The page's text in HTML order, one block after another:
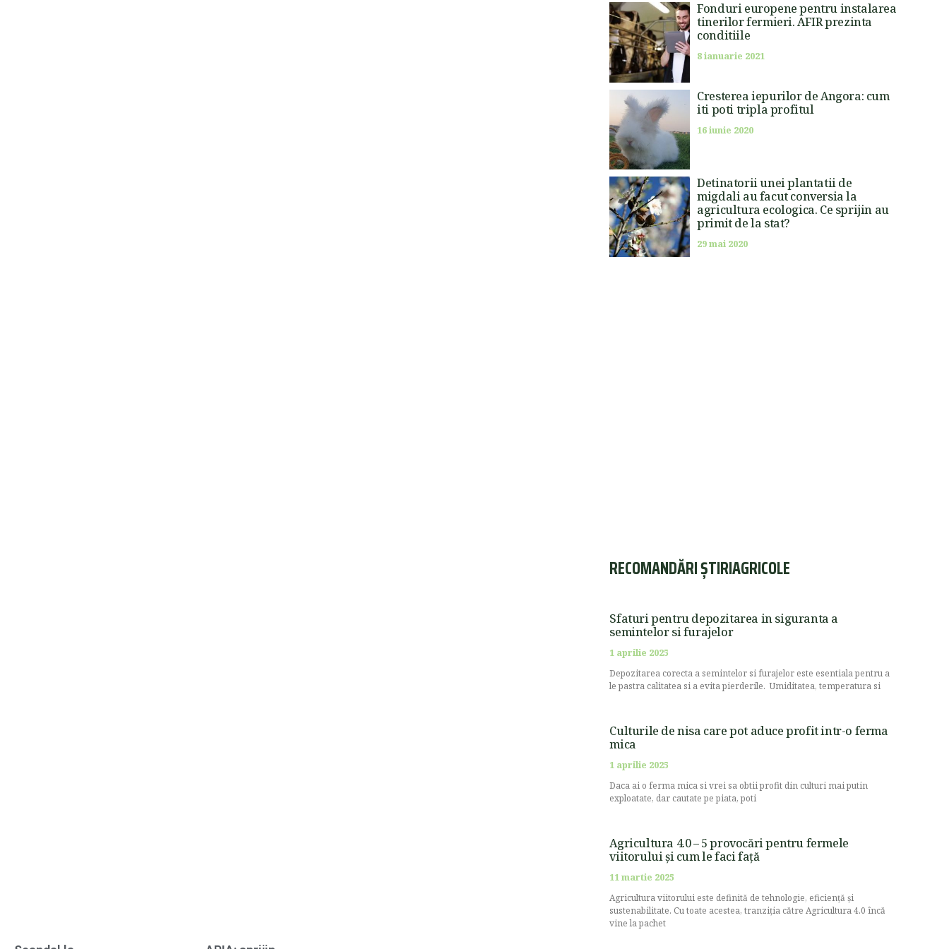
Fonduri europene pentru instalarea
tinerilor fermieri. AFIR prezinta
conditiile
8 ianuarie 2021
Cresterea iepurilor de Angora: cum
iti poti tripla profitul
16 iunie 2020
Detinatorii unei plantatii de
migdali au facut conversia la
agricultura ecologica. Ce sprijin au
primit de la stat?
29 mai 2020
RECOMANDĂRI ȘTIRIAGRICOLE
Sfaturi pentru depozitarea in siguranta a
semintelor si furajelor
1 aprilie 2025
Depozitarea corecta a semintelor si furajelor este esentiala pentru a
le pastra calitatea si a evita pierderile. Umiditatea, temperatura si
Culturile de nisa care pot aduce profit intr-o ferma
mica
1 aprilie 2025
Daca ai o ferma mica si vrei sa obtii profit din culturi mai putin
exploatate, dar cautate pe piata, poti
Agricultura 4.0 – 5 provocări pentru fermele
viitorului și cum le faci față
11 martie 2025
Agricultura viitorului este definită de tehnologie, eficiență și
sustenabilitate. Cu toate acestea, tranziția către Agricultura 4.0 încă
vine la pachet